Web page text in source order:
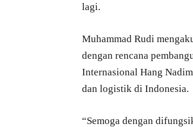
lagi.
Muhammad Rudi
dengan rencana
Internasional Hang
dan logistik di Indonesia.
“Semoga dengan